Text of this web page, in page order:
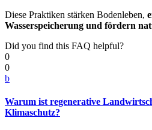
Diese Praktiken stärken Bodenleben,
Wasserspeicherung und fördern
Did you find this FAQ helpful?
0
0
b
Warum ist regenerative
Klimaschutz?